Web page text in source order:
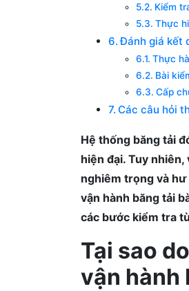
Kiểm
Thực
Đánh giá kết
Thực
Bài
Cấp
Các câu hỏi
Hệ thống băng tải
hiện đại. Tuy
nghiêm trọng và
vận hành băng tải
các bước kiểm tra
Tại sao
vận hành